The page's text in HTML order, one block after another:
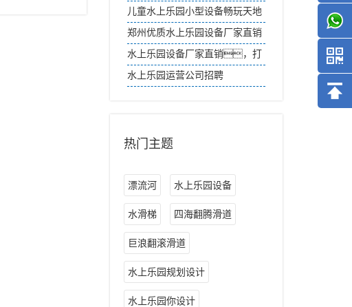
儿童水上乐园小型设备畅玩天地
郑州优质水上乐园设备厂家直销
水上乐园设备厂家直销，打
造欢乐水世界
水上乐园运营公司招聘
热门主题
漂流河 水上乐园设备
水滑梯 四海翻腾滑道
巨浪翻滚滑道
水上乐园规划设计
水上乐园你设计